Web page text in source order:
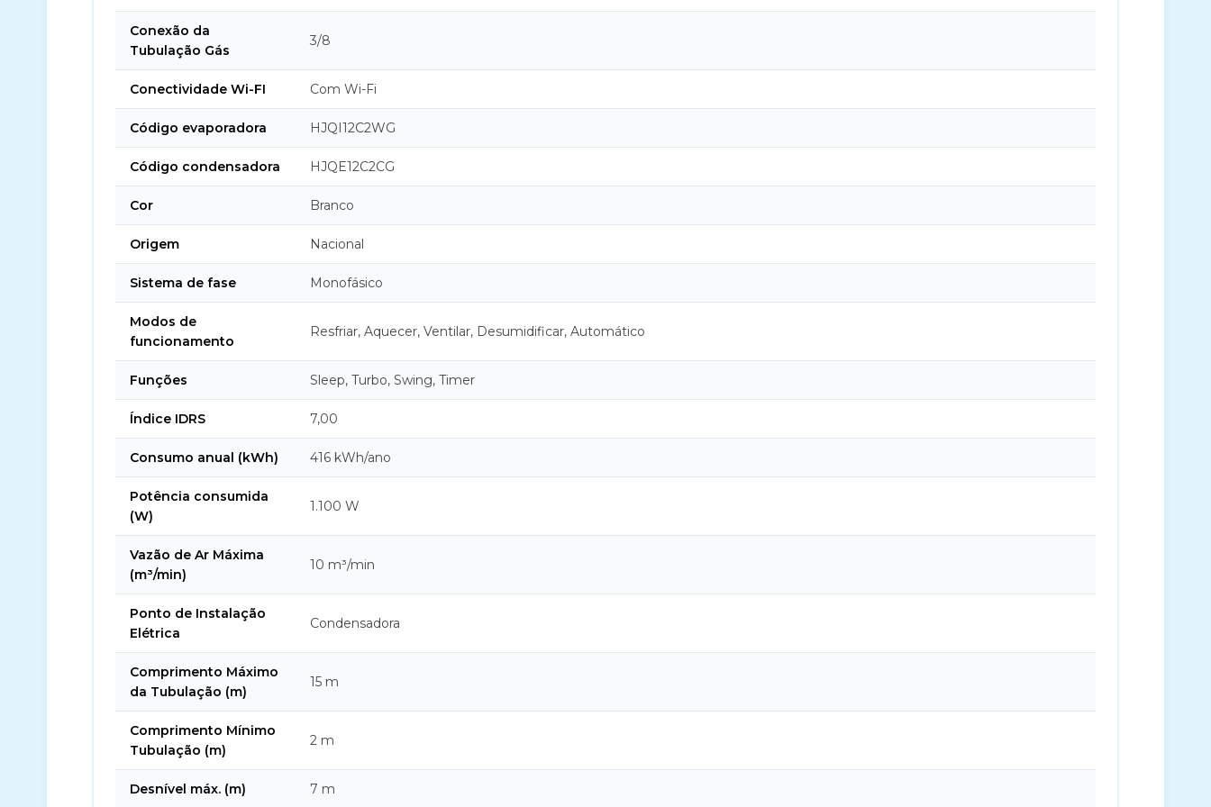
Conexão da
Tubulação Gás
3/8
Conectividade Wi-FI Com Wi-Fi
Código evaporadora HJQI12C2WG
Código condensadora HJQE12C2CG
Cor Branco
Origem Nacional
Sistema de fase Monofásico
Modos de
funcionamento
Resfriar, Aquecer, Ventilar, Desumidificar, Automático
Funções Sleep, Turbo, Swing, Timer
Índice IDRS 7,00
Consumo anual (kWh) 416 kWh/ano
Potência consumida
(W)
1.100 W
Vazão de Ar Máxima
(m³/min)
10 m³/min
Ponto de Instalação
Elétrica
Condensadora
Comprimento Máximo
da Tubulação (m)
15 m
Comprimento Mínimo
Tubulação (m)
2 m
Desnível máx. (m) 7 m